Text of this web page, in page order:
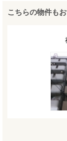
こちらの物件も